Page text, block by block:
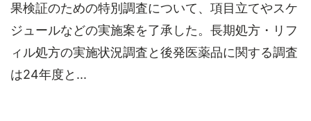
果検証のための特別調査について、項目立てやスケ
ジュールなどの実施案を了承した。長期処方・リフ
ィル処方の実施状況調査と後発医薬品に関する調査
は24年度と...